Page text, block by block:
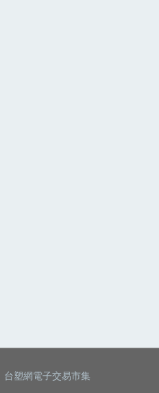
台塑網電子交易市集